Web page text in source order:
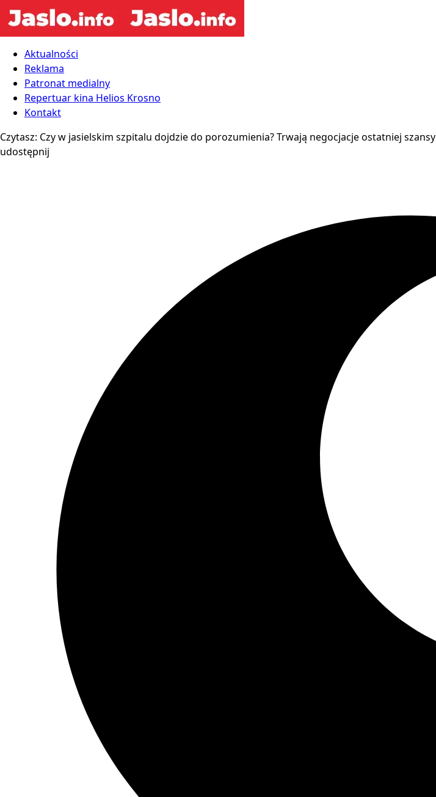
Aktualności
Reklama
Patronat medialny
Repertuar kina Helios Krosno
Kontakt
Czytasz: Czy w jasielskim szpitalu dojdzie do porozumienia? Trwają negocjacje ostatniej szansy
udostępnij